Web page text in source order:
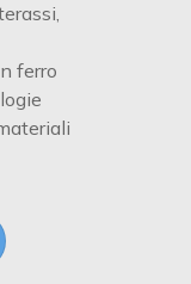
ferro